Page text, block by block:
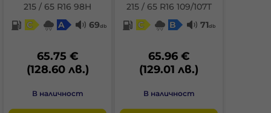
215 / 65 R16 98H
C
A 69db
65.75 €
(128.60 лв.)
В наличност
215 / 65 R16 109/107T
C
B 71db
65.96 €
(129.01 лв.)
В наличност